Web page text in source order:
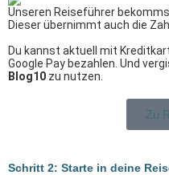
Unseren Reiseführer
Dieser übernimmt auch die
Du kannst aktuell mit
Google Pay bezahlen. Und
Blog10 zu nutzen.
Zu
Schritt 2: Starte in deine